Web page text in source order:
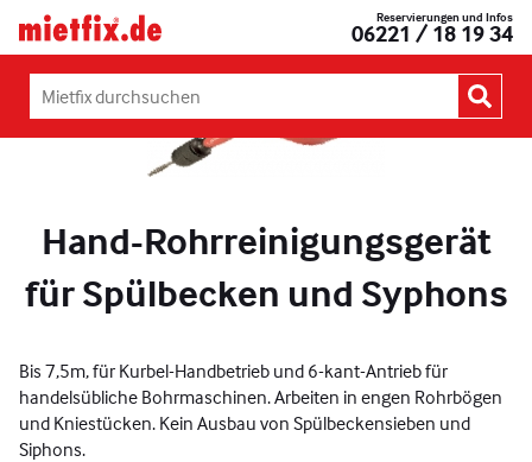
Inhalt
Mietfix®
Geräte
Maschinen
mieten
in
Reservierungen und Infos
06221 / 18 19 34
durchsuchen:
Hand-Rohrreinigungsgerät
für Spülbecken und Syphons
Bis 7,5m, für Kurbel-Handbetrieb und 6-kant-Antrieb für
handelsübliche Bohrmaschinen. Arbeiten in engen Rohrbögen
und Kniestücken. Kein Ausbau von Spülbeckensieben und
Siphons.